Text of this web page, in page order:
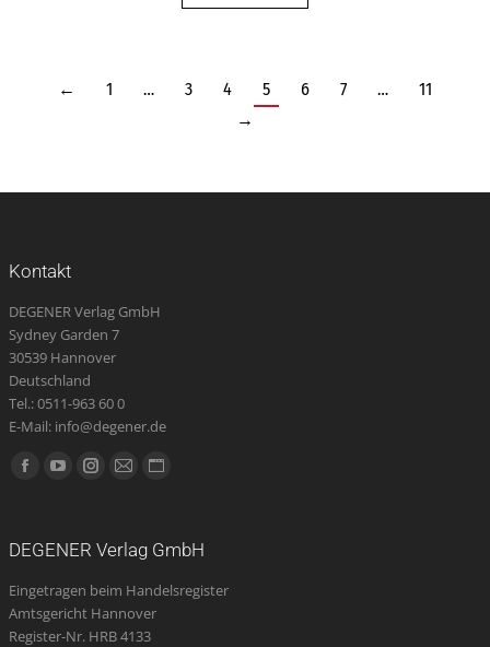
← 1 … 3 4 5 6 7 …
11
→
Kontakt
DEGENER Verlag GmbH
Sydney Garden 7
30539 Hannover
Deutschland
Tel.: 0511-963 60 0
E-Mail: info@degener.de
Finden Sie uns auf:
Facebook
new
window
YouTube
new
window
Instagram
new
window
E-
opens
in
new
Website
new
DEGENER Verlag GmbH
Eingetragen beim Handelsregister
Amtsgericht Hannover
Register-Nr. HRB 4133